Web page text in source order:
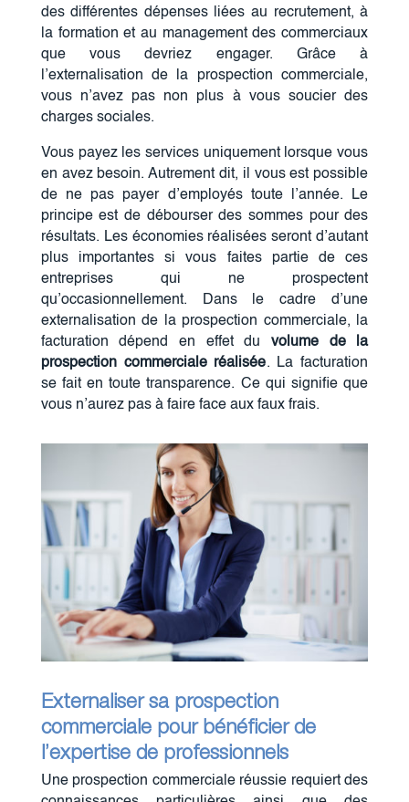
des différentes dépenses liées au recrutement, à
la formation et au management des commerciaux
que vous devriez engager. Grâce à
l’externalisation de la prospection commerciale,
vous n’avez pas non plus à vous soucier des
charges sociales.
Vous payez les services uniquement lorsque vous
en avez besoin. Autrement dit, il vous est possible
de ne pas payer d’employés toute l’année. Le
principe est de débourser des sommes pour des
résultats. Les économies réalisées seront d’autant
plus importantes si vous faites partie de ces
entreprises qui ne prospectent
qu’occasionnellement. Dans le cadre d’une
externalisation de la prospection commerciale, la
facturation dépend en effet du volume de la
prospection commerciale réalisée. La facturation
se fait en toute transparence. Ce qui signifie que
vous n’aurez pas à faire face aux faux frais.
Externaliser sa prospection
commerciale pour bénéficier de
l’expertise de professionnels
Une prospection commerciale réussie requiert des